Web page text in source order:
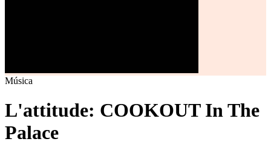
Música
L'attitude: COOKOUT In The
Palace